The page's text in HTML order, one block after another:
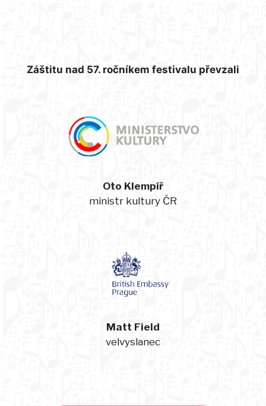
Záštitu nad 57. ročníkem festivalu převzali
Oto Klempíř
ministr kultury ČR
Matt Field
velvyslanec